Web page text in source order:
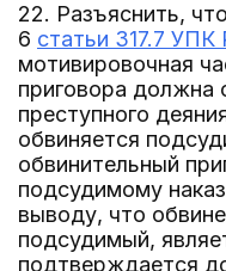
22. Разъяснить,
6 статьи 317.7 УПК
мотивировочная
приговора должна
преступного
обвиняется
обвинительный
подсудимому
выводу, что
подсудимый,
подтверждается